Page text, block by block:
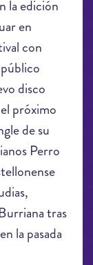
la edición
en
con
disco
próximo
de su
Perro
tras
la pasada